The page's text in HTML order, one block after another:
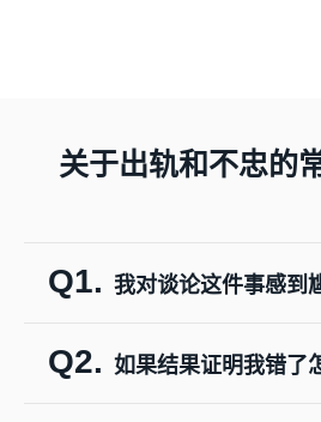
关于出轨和不忠的
Q1. 我对谈论这件事感
Q2. 如果结果证明我错了